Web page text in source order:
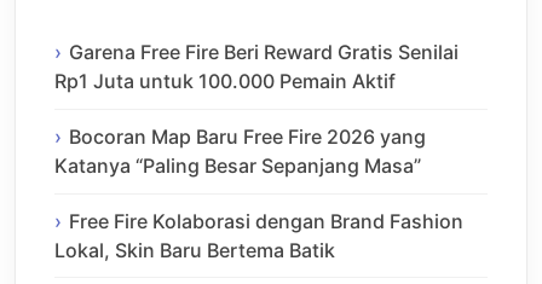
Garena Free Fire Beri Reward Gratis Senilai
Rp1 Juta untuk 100.000 Pemain Aktif
Bocoran Map Baru Free Fire 2026 yang
Katanya “Paling Besar Sepanjang Masa”
Free Fire Kolaborasi dengan Brand Fashion
Lokal, Skin Baru Bertema Batik